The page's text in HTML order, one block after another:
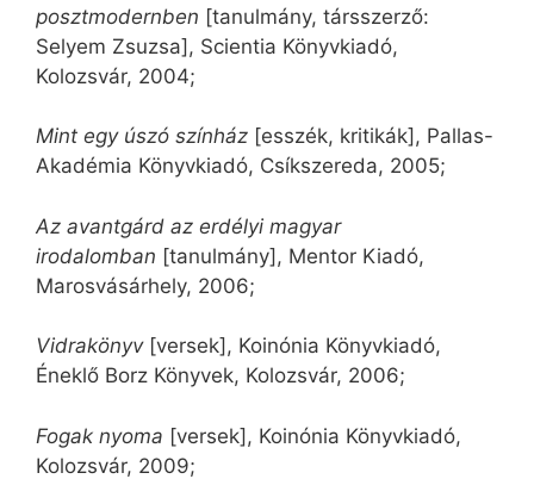
posztmodernben [tanulmány, társszerző:
Selyem Zsuzsa], Scientia Könyvkiadó,
Kolozsvár, 2004;
Mint egy úszó színház [esszék, kritikák], Pallas-
Akadémia Könyvkiadó, Csíkszereda, 2005;
Az avantgárd az erdélyi magyar
irodalomban [tanulmány], Mentor Kiadó,
Marosvásárhely, 2006;
Vidrakönyv[versek], Koinónia Könyvkiadó,
Éneklő Borz Könyvek, Kolozsvár, 2006;
Fogak nyoma [versek], Koinónia Könyvkiadó,
Kolozsvár, 2009;